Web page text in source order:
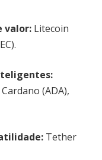
valor: Litecoin
:
(ADA),
: Tether